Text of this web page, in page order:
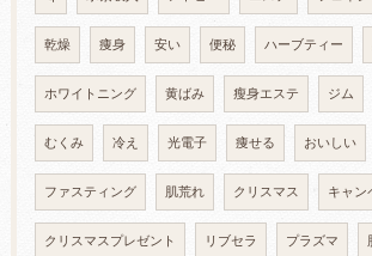
乾燥 痩身 安い 便秘 ハーブティー
ホワイトニング 黄ばみ 瘦身エステ ジム
むくみ 冷え 光電子 痩せる おいしい
ファスティング 肌荒れ クリスマス キャン
クリスマスプレゼント リブセラ プラズマ